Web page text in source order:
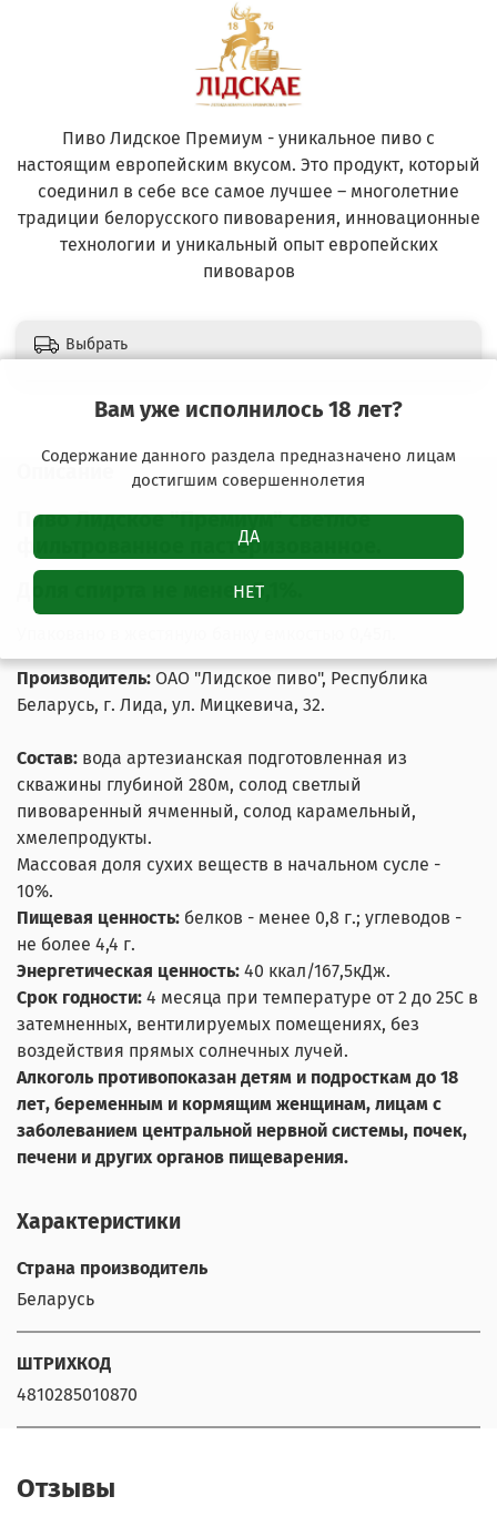
Пиво Лидское Премиум - уникальное пиво с
настоящим европейским вкусом. Это продукт, который
соединил в себе все самое лучшее – многолетние
традиции белорусского пивоварения, инновационные
технологии и уникальный опыт европейских
пивоваров
Выбрать
Описание
Пиво Лидское "Премиум" светлое
фильтрованное пастеризованное.
Доля спирта не менее 5,1%.
Производитель: ОАО "Лидское пиво", Республика
Беларусь, г. Лида, ул. Мицкевича, 32.
Состав: вода артезианская подготовленная из
скважины глубиной 280м, солод светлый
пивоваренный ячменный, солод карамельный,
хмелепродукты.
Массовая доля сухих веществ в начальном сусле -
10%.
Пищевая ценность: белков - менее 0,8 г.; углеводов -
не более 4,4 г.
Энергетическая ценность: 40 ккал/167,5кДж.
Срок годности: 4 месяца при температуре от 2 до 25С в
затемненных, вентилируемых помещениях, без
воздействия прямых солнечных лучей.
Алкоголь противопоказан детям и подросткам до 18
лет, беременным и кормящим женщинам, лицам с
заболеванием центральной нервной системы, почек,
печени и других органов пищеварения.
Характеристики
Страна производитель
Беларусь
ШТРИХКОД
4810285010870
Отзывы
Вам уже исполнилось 18 лет?
Содержание данного раздела предназначено лицам
достигшим совершеннолетия
ДА
НЕТ